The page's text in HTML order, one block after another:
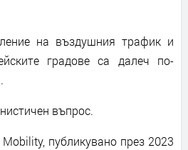
на въздушния трафик и
градове са далеч по-
въпрос.
публикувано през 2023